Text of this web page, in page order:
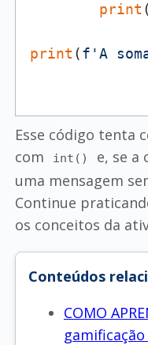
print (
print (f'A
Esse código tenta
com
int()
e, se a
uma mensagem
Continue
os conceitos da
Conteúdos
COMO